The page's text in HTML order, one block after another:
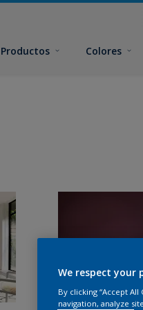
Productos Colores
We respect your
By clicking “Accept
navigation, analyze